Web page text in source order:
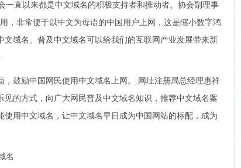
一直以来都是中文域名的积极支持者和推动者。协会副理事
，非常便于以中文为母语的中国用户上网，这是缩小数字鸿
域名、普及中文域名可以给我们的互联网产业发展带来新
，鼓励中国网民使用中文域名上网。.网址注册局总经理惠祥
的方式，向广大网民普及中文域名知识，推荐中文域名案
用中文域名，让中文域名早日成为中国网站的标配，成为
名